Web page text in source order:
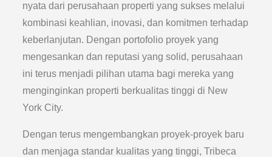
nyata dari perusahaan properti yang sukses melalui
kombinasi keahlian, inovasi, dan komitmen terhadap
keberlanjutan. Dengan portofolio proyek yang
mengesankan dan reputasi yang solid, perusahaan
ini terus menjadi pilihan utama bagi mereka yang
menginginkan properti berkualitas tinggi di New
York City.
Dengan terus mengembangkan proyek-proyek baru
dan menjaga standar kualitas yang tinggi, Tribeca